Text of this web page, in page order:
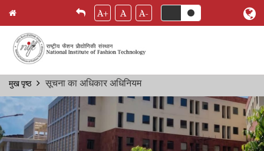
Skip
main
content
A+ A A-
Breadcrumb
मुख पृष्ठ सूचना का अधिकार अधिनियम